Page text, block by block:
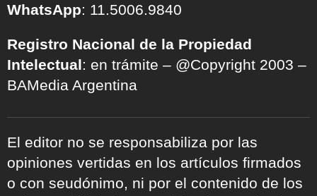
WhatsApp: 11.5006.9840
Registro Nacional de la Propiedad
Intelectual: en trámite – @Copyright 2003 –
BAMedia Argentina
El editor no se responsabiliza por las
opiniones vertidas en los artículos firmados
o con seudónimo, ni por el contenido de los